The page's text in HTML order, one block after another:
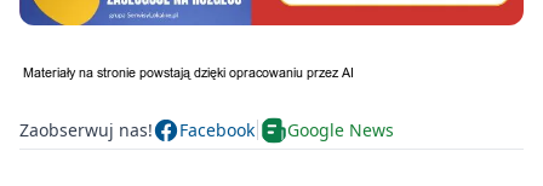
Zaobserwuj nas! Facebook Google News